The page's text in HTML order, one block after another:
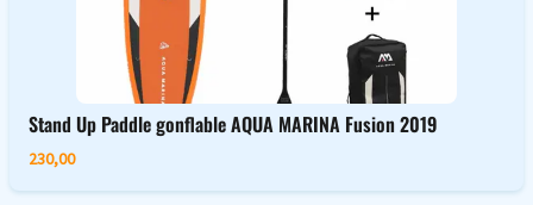
Stand Up Paddle gonflable AQUA MARINA Fusion 2019
230,00